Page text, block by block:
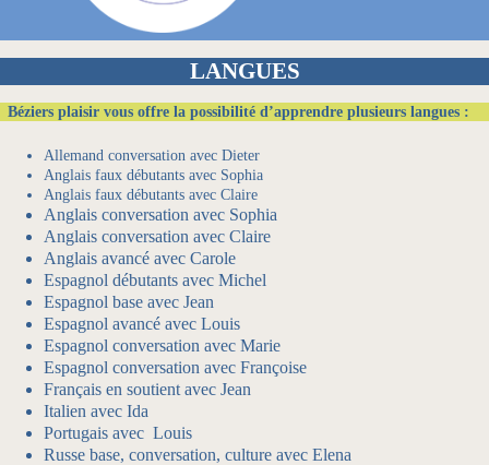
LANGUES
Béziers plaisir vous offre la possibilité d’apprendre plusieurs langues :
Allemand conversation avec Dieter
Anglais faux débutants avec Sophia
Anglais faux débutants avec Claire
Anglais conversation avec Sophia
Anglais conversation avec Claire
Anglais avancé avec Carole
Espagnol débutants avec Michel
Espagnol base avec Jean
Espagnol avancé avec Louis
Espagnol conversation avec Marie
Espagnol conversation avec Françoise
Français en soutient avec Jean
Italien avec Ida
Portugais avec Louis
Russe base, conversation, culture avec Elena